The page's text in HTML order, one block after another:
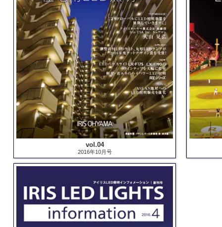
vol.04
2016年10月号